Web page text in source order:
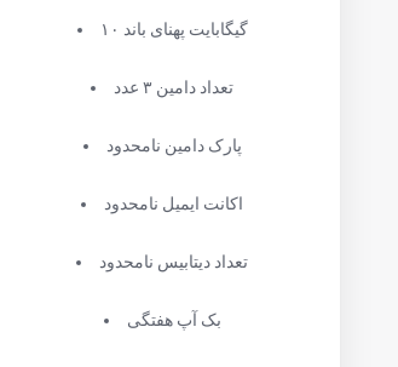
۱۰ گیگابایت پهنای باند
تعداد دامین ۳ عدد
پارک دامین نامحدود
اکانت ایمیل نامحدود
تعداد دیتابیس نامحدود
بک آپ هفتگی